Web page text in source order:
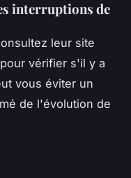
interruptions de
leur site
vérifier s'il y a
vous éviter un
de l'évolution de